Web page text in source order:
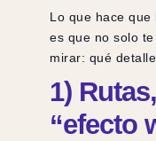
Lo que hace que
es que no solo te
mirar: qué
1)
“efecto